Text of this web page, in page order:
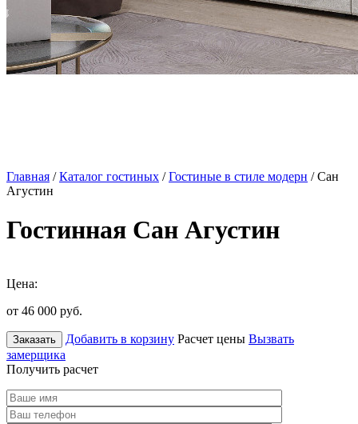
Главная /Каталог гостиных /Гостиные в стиле модерн / Сан
Агустин
Гостинная Сан Агустин
Цена:
от 46 000 руб.
Заказать Добавить в корзину Расчет цены Вызвать
замерщика
Получить расчет